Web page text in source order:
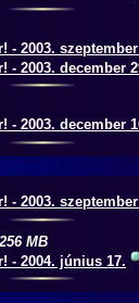
- 2003. szeptember
- 2003. december
- 2003. december
- 2003. szeptember
MB
- 2004. június 17.